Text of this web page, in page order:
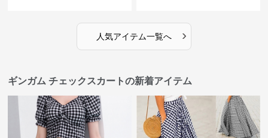
人気アイテム一覧へ ›
ギンガム チェックスカートの新着アイテム